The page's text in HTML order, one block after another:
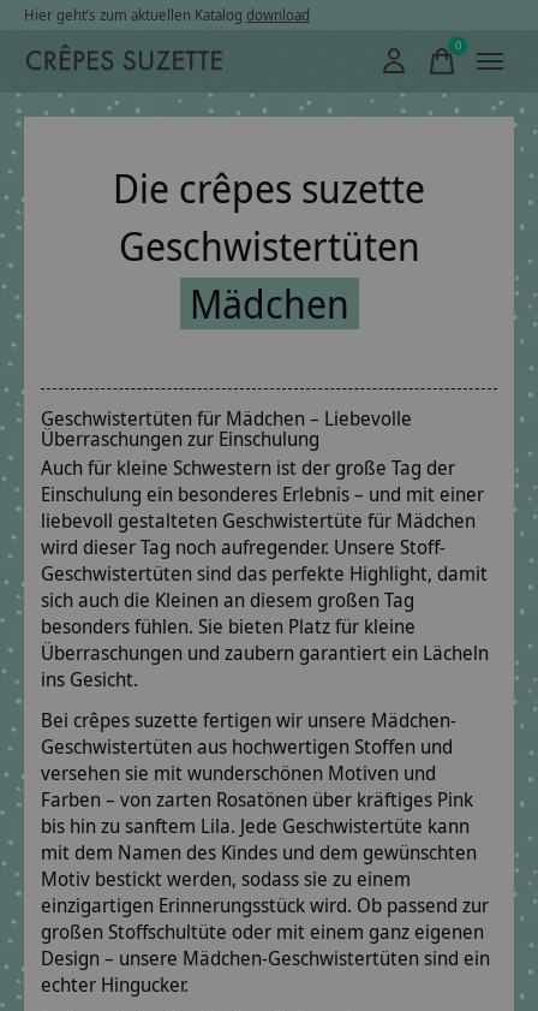
Hier geht’s zum aktuellen Katalog download
0items
Die crêpes suzette
Geschwistertüten
Mädchen
Geschwistertüten für Mädchen – Liebevolle
Überraschungen zur Einschulung
Auch für kleine Schwestern ist der große Tag der
Einschulung ein besonderes Erlebnis – und mit einer
liebevoll gestalteten Geschwistertüte für Mädchen
wird dieser Tag noch aufregender. Unsere Stoff-
Geschwistertüten sind das perfekte Highlight, damit
sich auch die Kleinen an diesem großen Tag
besonders fühlen. Sie bieten Platz für kleine
Überraschungen und zaubern garantiert ein Lächeln
ins Gesicht.
Bei crêpes suzette fertigen wir unsere Mädchen-
Geschwistertüten aus hochwertigen Stoffen und
versehen sie mit wunderschönen Motiven und
Farben – von zarten Rosatönen über kräftiges Pink
bis hin zu sanftem Lila. Jede Geschwistertüte kann
mit dem Namen des Kindes und dem gewünschten
Motiv bestickt werden, sodass sie zu einem
einzigartigen Erinnerungsstück wird. Ob passend zur
großen Stoffschultüte oder mit einem ganz eigenen
Design – unsere Mädchen-Geschwistertüten sind ein
echter Hingucker.